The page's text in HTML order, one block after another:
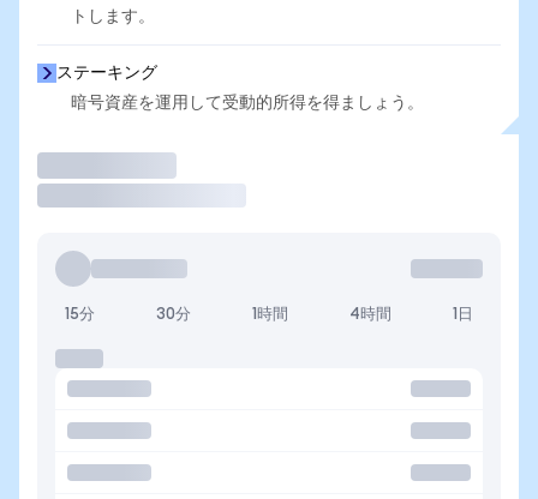
トします。
ステーキング
暗号資産を運用して受動的所得を得ましょう。
15分 30分 1時間 4時間 1日